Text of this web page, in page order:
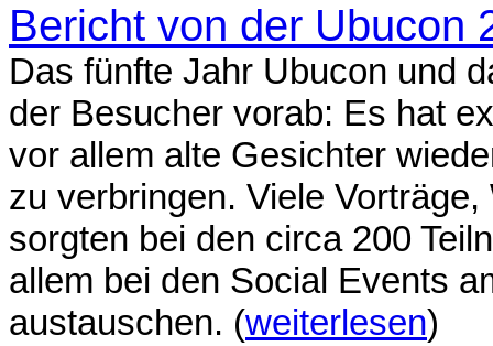
Bericht von der Ubucon
Das fünfte Jahr Ubucon und
der Besucher vorab: Es hat
vor allem alte Gesichter
zu verbringen. Viele
sorgten bei den circa 200
allem bei den Social Events
austauschen. (weiterlesen)